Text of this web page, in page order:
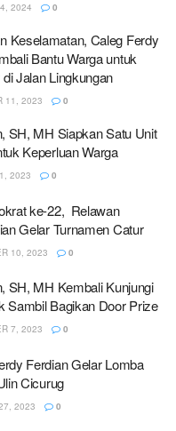
2024 0
Keselamatan, Caleg Ferdy
Bantu Warga untuk
Jalan Lingkungan
11, 2023 0
SH, MH Siapkan Satu Unit
Keperluan Warga
2023 0
ke-22, Relawan
Gelar Turnamen Catur
10, 2023 0
SH, MH Kembali Kunjungi
Sambil Bagikan Door Prize
7, 2023 0
Ferdian Gelar Lomba
Cicurug
2023 0